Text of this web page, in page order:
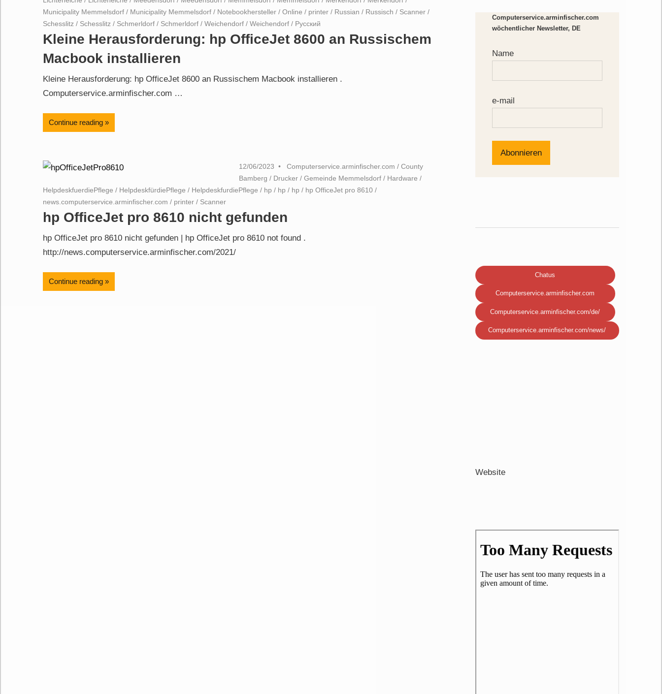
Municipality Memmelsdorf / Municipality Memmelsdorf / Notebookhersteller / Online / printer / Russian / Russisch / Scanner /
Schesslitz / Schesslitz / Schmerldorf / Schmerldorf / Weichendorf / Weichendorf / Русский
Kleine Herausforderung: hp OfficeJet 8600 an Russischem
Macbook installieren
Kleine Herausforderung: hp OfficeJet 8600 an Russischem Macbook installieren .
Computerservice.arminfischer.com …
Continue reading
12/06/2023 Computerservice.arminfischer.com /County
Bamberg / Drucker /Gemeinde Memmelsdorf / Hardware /
HelpdeskfuerdiePflege / HelpdeskfürdiePflege / HelpdeskfurdiePflege / hp / hp / hp / hp OfficeJet pro 8610 /
news.computerservice.arminfischer.com / printer / Scanner
hp OfficeJet pro 8610 nicht gefunden
hp OfficeJet pro 8610 nicht gefunden | hp OfficeJet pro 8610 not found .
http://news.computerservice.arminfischer.com/2021/
Continue reading
Computerservice.arminfischer.com
wöchentlicher Newsletter, DE
Name
e-mail
Chatus
Computerservice.arminfischer.com
Computerservice.arminfischer.com/de/
Computerservice.arminfischer.com/news/
Website